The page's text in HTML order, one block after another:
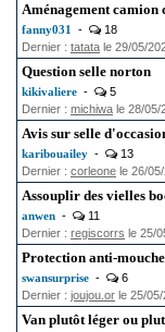
Aménagement camion
fanny031 -
18
Dernier : tatata le 29/05/
Question selle norton
kikivaliere -
5
Dernier : michiwa le 28/
Avis sur selle
karibouailey -
13
Dernier : corleone le 26/
Assouplir des vielles
anwen -
11
Dernier : regiscorrs le 25/
Protection anti-
swansurprise -
6
Dernier : joujou.or le 25/
Van plutôt léger ou